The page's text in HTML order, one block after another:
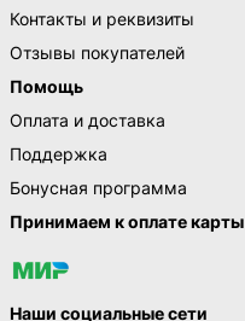
Контакты и реквизиты
Отзывы покупателей
Помощь
Оплата и доставка
Поддержка
Бонусная программа
Принимаем к оплате карты
Наши социальные сети